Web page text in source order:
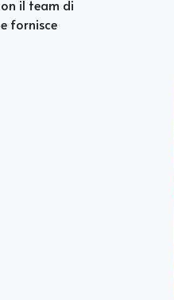
il team di
fornisce